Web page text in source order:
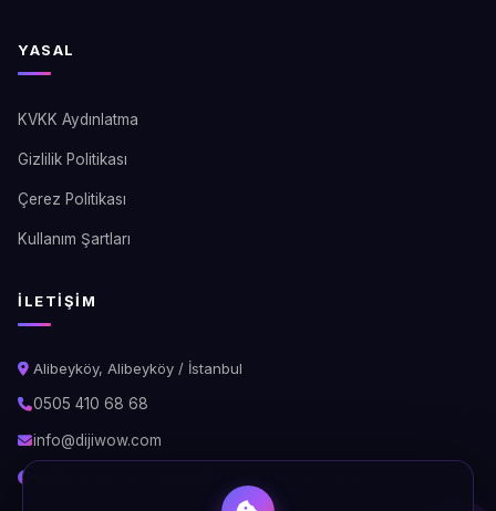
YASAL
KVKK Aydınlatma
Gizlilik Politikası
Çerez Politikası
Kullanım Şartları
İLETIŞIM
Alibeyköy, Alibeyköy / İstanbul
0505 410 68 68
info@dijiwow.com